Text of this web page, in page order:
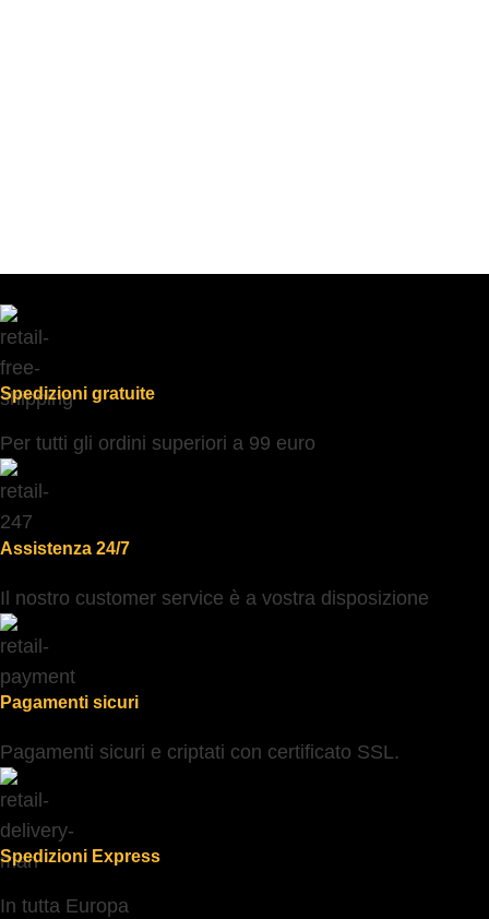
Spedizioni gratuite
Per tutti gli ordini superiori a 99 euro
Assistenza 24/7
Il nostro customer service è a vostra disposizione
Pagamenti sicuri
Pagamenti sicuri e criptati con certificato SSL.
Spedizioni Express
In tutta Europa